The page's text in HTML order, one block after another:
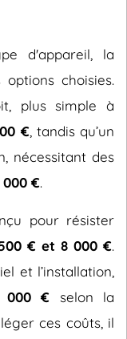
d'appareil, la
choisies.
plus simple à
€ , tandis qu’un
nécessitant des
000 €.
pour résister
€ et 8 000 €.
et l’installation,
€ selon la
ces coûts, il